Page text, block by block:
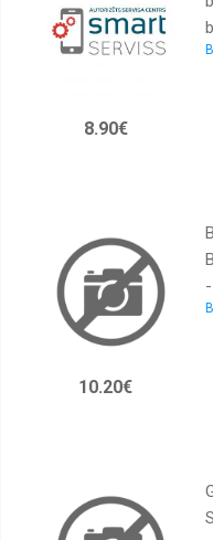
8.90€
10.20€